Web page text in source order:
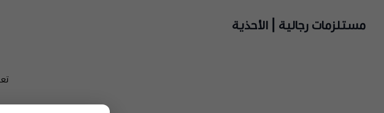
مستلزمات رجالية | الأحذية